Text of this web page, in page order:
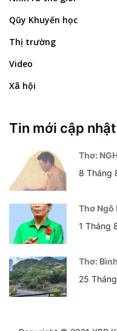
Qũy Khuyến học
Thị trường
Video
Xã hội
Tin mới cập nhật
Thơ:
8 Tháng
Thơ Ngô
1 Tháng
Thơ:
25